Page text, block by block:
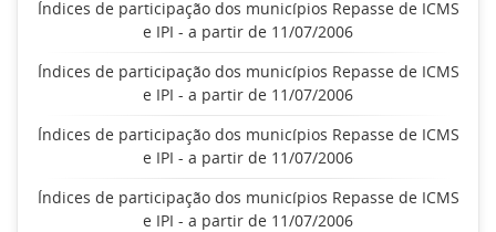
Índices de participação dos municípios Repasse de ICMS
e IPI - a partir de 11/07/2006
Índices de participação dos municípios Repasse de ICMS
e IPI - a partir de 11/07/2006
Índices de participação dos municípios Repasse de ICMS
e IPI - a partir de 11/07/2006
Índices de participação dos municípios Repasse de ICMS
e IPI - a partir de 11/07/2006